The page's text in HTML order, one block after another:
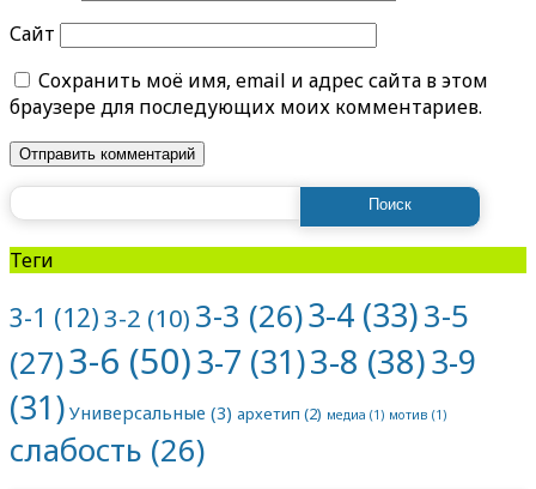
Сайт
Сохранить моё имя, email и адрес сайта в этом
браузере для последующих моих комментариев.
Теги
3-1 (12)3-2 (10) 3-3 (26)3-4 (33)3-5
(27)3-6 (50)3-7 (31)3-8 (38)3-9
(31) Универсальные (3) архетип (2) медиа (1) мотив (1)
слабость (26)